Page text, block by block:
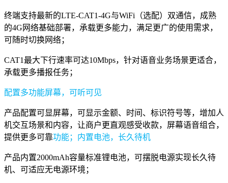
终端支持最新的LTE-CAT1-4G与WiFi（选配）双通信，成熟
的4G网络基础部署，承载更多能力，满足更广的使用需求，
可随时切换网络；
CAT1最大下行速率可达10Mbps，针对语音业务场景更适合，
承载更多播报任务；
配置多功能屏幕，可听可见
产品配置可显屏幕，可显示金额、时间、标识符号等，增加人
机交互场景和内容，让商户更直观感受收款，屏幕语音组合，
提供更多可靠功能；内置电池，长久待机
产品内置2000mAh容量标准锂电池，可摆脱电源实现长久待
机、可适应无电源环境；